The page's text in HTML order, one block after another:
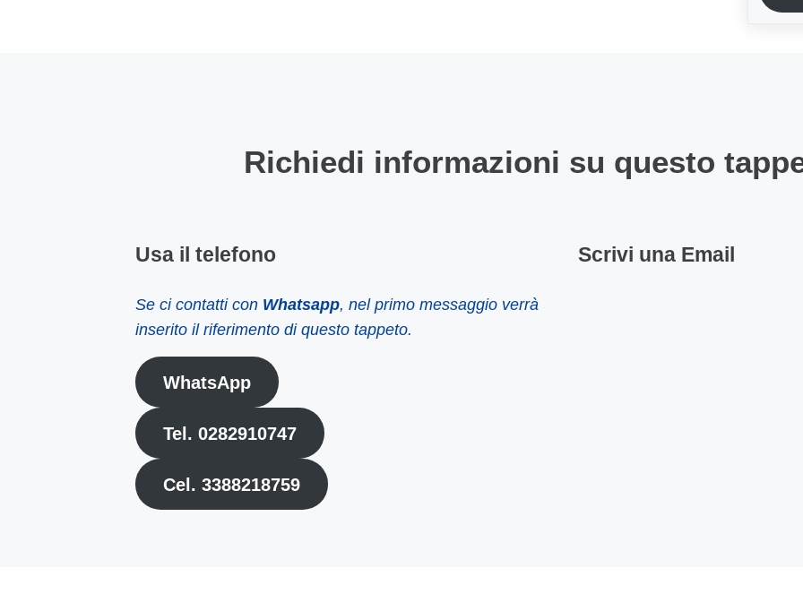
Richiedi informazioni su questo
Usa il telefono
Se ci contatti con Whatsapp, nel primo messaggio verrà
inserito il riferimento di questo tappeto.
WhatsApp
Tel. 0282910747
Cel. 3388218759
Scrivi una Email